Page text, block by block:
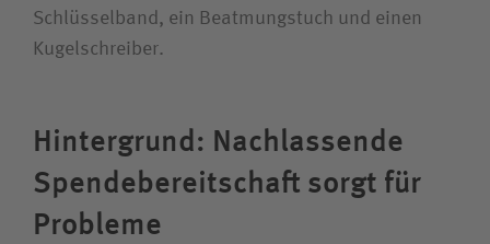
Schlüsselband, ein Beatmungstuch und einen
Kugelschreiber.
Hintergrund: Nachlassende
Spendebereitschaft sorgt für
Probleme